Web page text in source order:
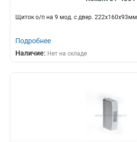
Щиток о/п на 9 мод. с двер.
Подробнее
Наличие: Нет на складе